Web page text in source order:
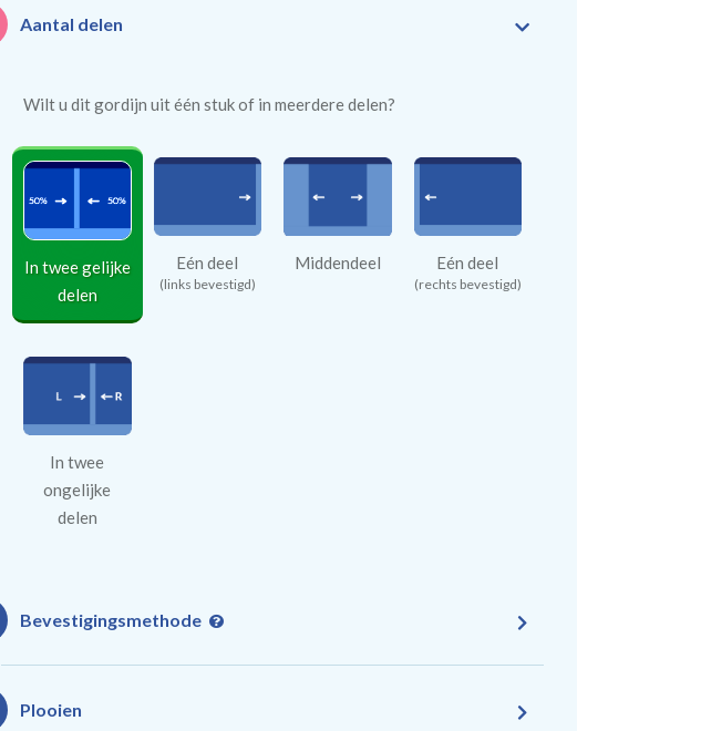
Aantal delen
Wilt u dit gordijn uit één stuk of in meerdere delen?
In twee gelijke
delen
Eén deel
(links bevestigd)
Middendeel Eén deel
(rechts bevestigd)
In twee
ongelijke
delen
Bevestigingsmethode
Plooien